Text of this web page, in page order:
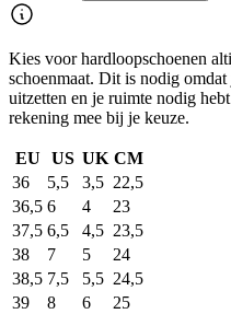
Kies voor hardloopschoenen
schoenmaat. Dit is nodig
uitzetten en je ruimte nodig
rekening mee bij je keuze.
EU US UK CM
36
5,5 3,5 22,5
36,5 6 4
23
37,5 6,5 4,5 23,5
38
7 5
24
38,5 7,5 5,5 24,5
39
8 6
25